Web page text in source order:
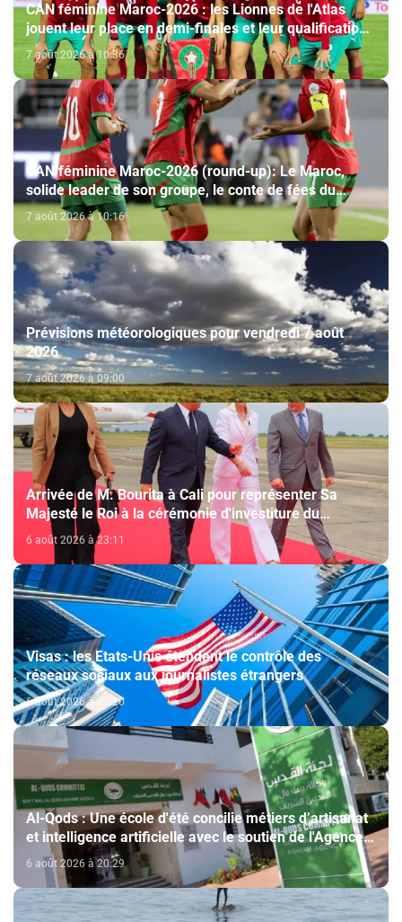
CAN féminine Maroc-2026 : les Lionnes de l'Atlas
jouent leur place en demi-finales et leur qualification
au Mondial-2027
7 août 2026 à 10:36
CAN féminine Maroc-2026 (round-up): Le Maroc,
solide leader de son groupe, le conte de fées du
Malawi se poursuit
7 août 2026 à 10:16
Prévisions météorologiques pour vendredi 7 août
2026
7 août 2026 à 09:00
Arrivée de M. Bourita à Cali pour représenter Sa
Majesté le Roi à la cérémonie d'investiture du
nouveau président colombien
6 août 2026 à 23:11
Visas : les Etats-Unis étendent le contrôle des
réseaux sociaux aux journalistes étrangers
6 août 2026 à 22:20
Al-Qods : Une école d'été concilie métiers d’artisanat
et intelligence artificielle avec le soutien de l'Agence
Bayt Mal Al-Qods Acharif
6 août 2026 à 20:29